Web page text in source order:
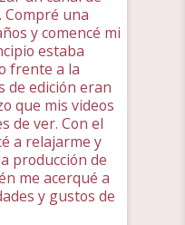
una
y comencé mi
estaba
frente a la
de edición eran
que mis videos
de ver. Con el
a relajarme y
producción de
me acerqué a
y gustos de